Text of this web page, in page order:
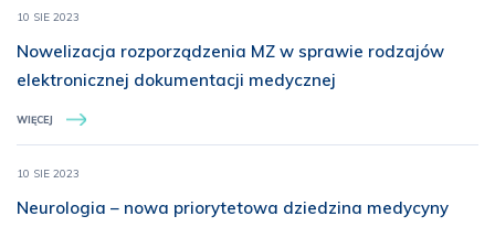
10 SIE 2023
Nowelizacja rozporządzenia MZ w sprawie rodzajów
elektronicznej dokumentacji medycznej
WIĘCEJ
10 SIE 2023
Neurologia – nowa priorytetowa dziedzina medycyny